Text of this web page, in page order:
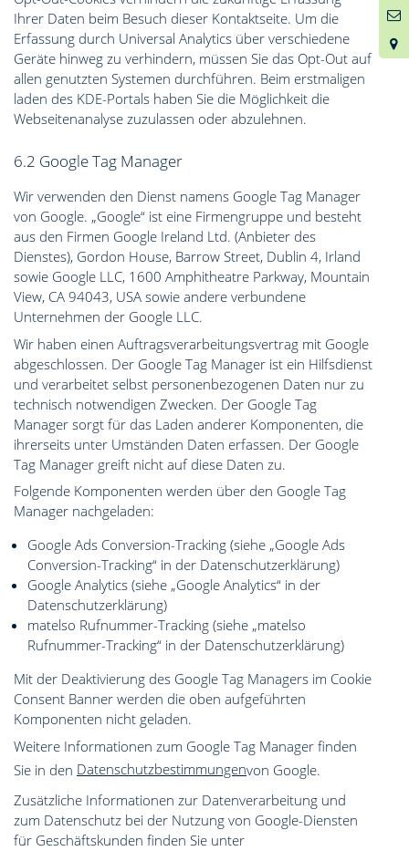
Ihrer Daten beim Besuch dieser Kontaktseite. Um die
Erfassung durch Universal Analytics über verschiedene
Geräte hinweg zu verhindern, müssen Sie das Opt-Out auf
allen genutzten Systemen durchführen. Beim erstmaligen
laden des KDE-Portals haben Sie die Möglichkeit die
Webseitenanalyse zuzulassen oder abzulehnen.
6.2 Google Tag Manager
Wir verwenden den Dienst namens Google Tag Manager
von Google. „Google“ ist eine Firmengruppe und besteht
aus den Firmen Google Ireland Ltd. (Anbieter des
Dienstes), Gordon House, Barrow Street, Dublin 4, Irland
sowie Google LLC, 1600 Amphitheatre Parkway, Mountain
View, CA 94043, USA sowie andere verbundene
Unternehmen der Google LLC.
Wir haben einen Auftragsverarbeitungsvertrag mit Google
abgeschlossen. Der Google Tag Manager ist ein Hilfsdienst
und verarbeitet selbst personenbezogenen Daten nur zu
technisch notwendigen Zwecken. Der Google Tag
Manager sorgt für das Laden anderer Komponenten, die
ihrerseits unter Umständen Daten erfassen. Der Google
Tag Manager greift nicht auf diese Daten zu.
Folgende Komponenten werden über den Google Tag
Manager nachgeladen:
Google Ads Conversion-Tracking (siehe „Google Ads
Conversion-Tracking“ in der Datenschutzerklärung)
Google Analytics (siehe „Google Analytics“ in der
Datenschutzerklärung)
matelso Rufnummer-Tracking (siehe „matelso
Rufnummer-Tracking“ in der Datenschutzerklärung)
Mit der Deaktivierung des Google Tag Managers im Cookie
Consent Banner werden die oben aufgeführten
Komponenten nicht geladen.
Weitere Informationen zum Google Tag Manager finden
Sie in den Datenschutzbestimmungenvon Google.
Zusätzliche Informationen zur Datenverarbeitung und
zum Datenschutz bei der Nutzung von Google-Diensten
für Geschäftskunden finden Sie unter